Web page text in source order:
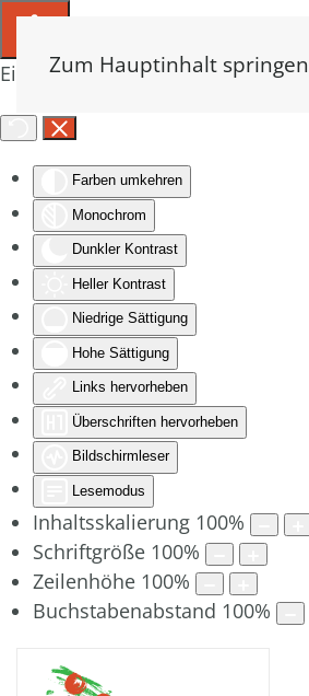
Eingabehilfen öffnen
Farben umkehren
Monochrom
Dunkler Kontrast
Heller Kontrast
Niedrige Sättigung
Hohe Sättigung
Links hervorheben
Überschriften hervorheben
Bildschirmleser
Lesemodus
Inhaltsskalierung 100%
Schriftgröße 100%
Zeilenhöhe 100%
Buchstabenabstand 100%
Zum Hauptinhalt springen